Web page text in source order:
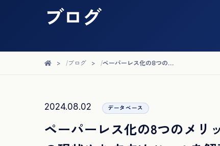
ブログ
ブログ ペーパーレス化の8つのメリット・デメリットとは？ペーパーレス化の現状やおすすめツールを解説
2024.08.02 データベース
ペーパーレス化の8つのメリ